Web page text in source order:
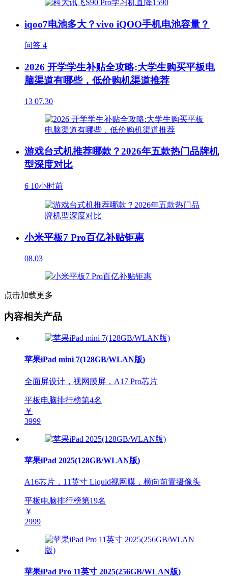
iqoo7电池多大？vivo iQOO手机电池容量？
问答 4
2026 开学学生补贴全攻略:大学生购买平板电
脑渠道有哪些，低价购机渠道推荐
13 07.30
游戏台式机推荐哪款？2026年五款热门品牌机
型深度对比
6 10小时前
小米平板7 Pro百亿补贴钜惠
08.03
点击加载更多
内容相关产品
苹果iPad mini 7(128GB/WLAN版)
全面屏设计，视网膜屏，A17 Pro芯片
平板电脑排行榜第4名
￥
3999
苹果iPad 2025(128GB/WLAN版)
A16芯片，11英寸 Liquid视网膜，横向前置摄像头
平板电脑排行榜第19名
￥
2999
苹果iPad Pro 11英寸 2025(256GB/WLAN版)